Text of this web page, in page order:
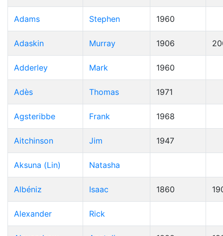
Adams Stephen 1960
Adaskin Murray 1906
Adderley Mark 1960
Adès Thomas 1971
Agsteribbe Frank 1968
Aitchinson Jim 1947
Aksuna (Lin) Natasha
Albéniz Isaac 1860
Alexander Rick